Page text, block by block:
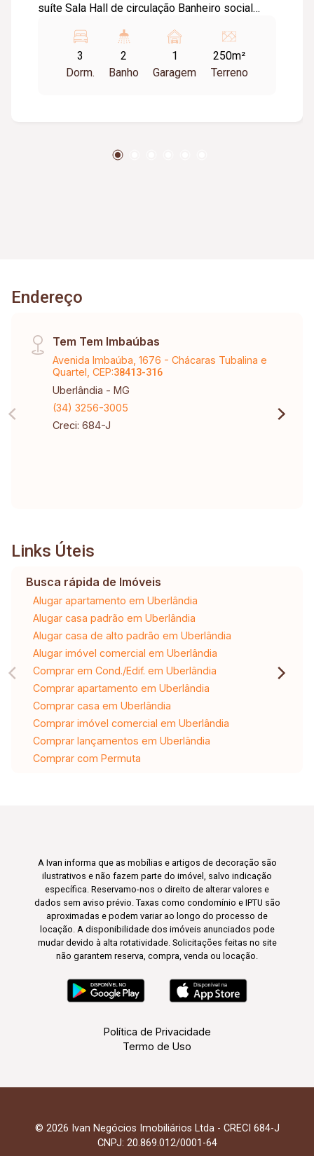
suíte Sala Hall de circulação Banheiro social
Aproximadamente 60 m² 02 quartos Sala ampla
Banheiro Hall de circulação Cozinha Quintal
3
Dorm.
2
Banho
1
Garagem
250m²
Terreno
Endereço
Tem Tem Imbaúbas
Avenida Imbaúba, 1676 - Chácaras Tubalina e
Quartel, CEP:38413-316
Uberlândia - MG
(34) 3256-3005
Creci: 684-J
Links Úteis
Busca rápida de Imóveis
Alugar apartamento em Uberlândia
Alugar casa padrão em Uberlândia
Alugar casa de alto padrão em Uberlândia
Alugar imóvel comercial em Uberlândia
Comprar em Cond./Edif. em Uberlândia
Comprar apartamento em Uberlândia
Comprar casa em Uberlândia
Comprar imóvel comercial em Uberlândia
Comprar lançamentos em Uberlândia
Comprar com Permuta
A Ivan informa que as mobílias e artigos de decoração são
ilustrativos e não fazem parte do imóvel, salvo indicação
específica. Reservamo-nos o direito de alterar valores e
dados sem aviso prévio. Taxas como condomínio e IPTU são
aproximadas e podem variar ao longo do processo de
locação. A disponibilidade dos imóveis anunciados pode
mudar devido à alta rotatividade. Solicitações feitas no site
não garantem reserva, compra, venda ou locação.
Política de Privacidade
Termo de Uso
© 2026 Ivan Negócios Imobiliários Ltda - CRECI 684-J
CNPJ: 20.869.012/0001-64